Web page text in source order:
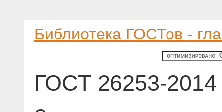
Библиотека ГОСТов -
ГОСТ 26253-2014